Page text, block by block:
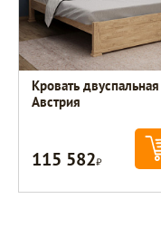
Кровать двуспальная
Австрия
115 582Р